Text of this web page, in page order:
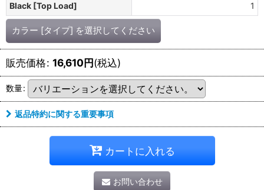
Black [Top Load]
1
カラー [タイプ] を選択してください
販売価格: 16,610円(税込)
数量:
返品特約に関する重要事項
カートに入れる
お問い合わせ